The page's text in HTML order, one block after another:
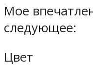
Мое
следующее:
Цвет